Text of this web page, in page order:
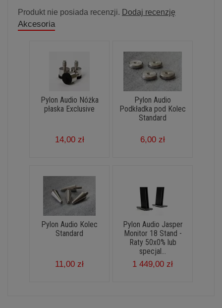
Produkt nie posiada recenzji. Dodaj recenzję
Akcesoria
Pylon Audio Nóżka
płaska Exclusive
14,00 zł
Pylon Audio
Podkładka pod Kolec
Standard
6,00 zł
Pylon Audio Kolec
Standard
11,00 zł
Pylon Audio Jasper
Monitor 18 Stand -
Raty 50x0% lub
specjal...
1 449,00 zł